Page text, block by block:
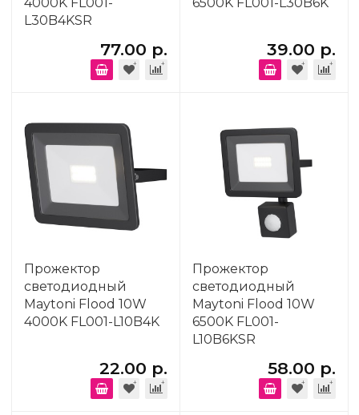
L30B4KSR
77.00 р. 39.00 р.
Прожектор
светодиодный
Maytoni Flood 10W
4000K FL001-L10B4K
22.00 р.
Прожектор
светодиодный
Maytoni Flood 10W
6500K FL001-
L10B6KSR
58.00 р.